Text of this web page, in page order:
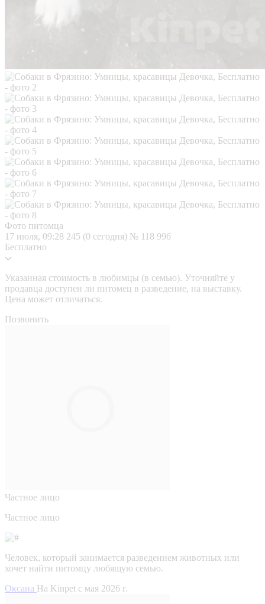
Фото питомца
17 июля, 09:28 245 (0 сегодня) № 118 996
Бесплатно
Указанная стоимость в любимцы (в семью). Уточняйте у
продавца доступен ли питомец в разведение, на выставку.
Цена может отличаться.
Позвонить
Частное лицо
Частное лицо
Человек, который занимается разведением животных или
хочет найти питомцу любящую семью.
Оксана На Kinpet c мая 2026 г.